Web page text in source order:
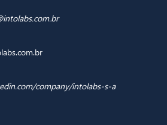
company/intolabs-s-a